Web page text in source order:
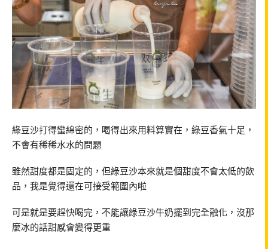
綠豆沙打得蠻綿密的，喝得出來用料算實在，綠豆香氣十足，
不會有稀稀水水的問題
雖然甜度都是固定的，但綠豆沙本來就是個甜度不會太低的飲
品，我是覺得還在可接受範圍內啦
可是就是要趕快喝完，不能讓綠豆沙牛奶擺到完全融化，沒那
麼冰的話甜感會變得更重